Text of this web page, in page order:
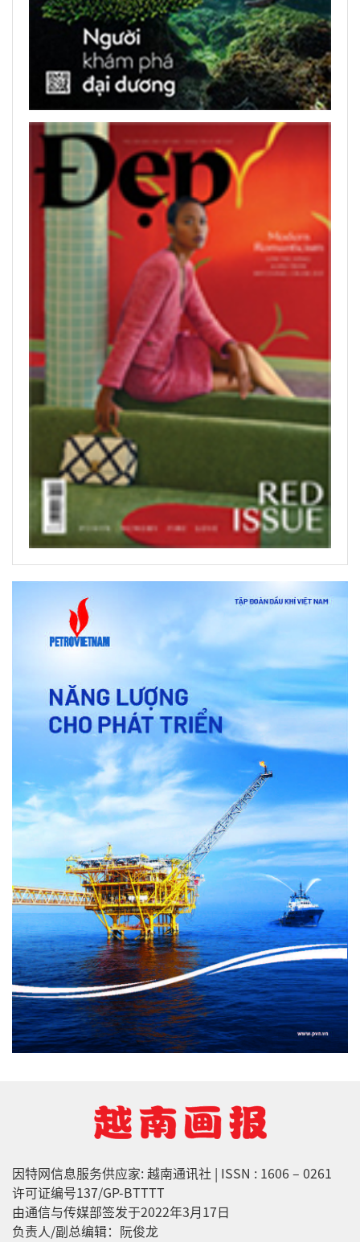
因特网信息服务供应家: 越南通讯社 | ISSN : 1606 – 0261
许可证编号137/GP-BTTTT
由通信与传媒部签发于2022年3月17日
负责人/副总编辑：阮俊龙